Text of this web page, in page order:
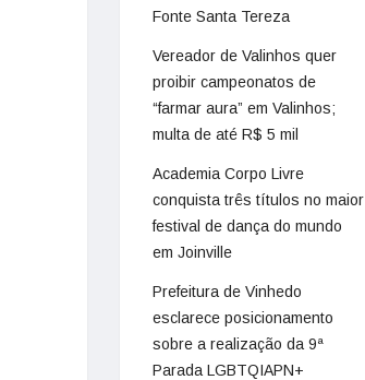
Fonte Santa Tereza
Vereador de Valinhos quer
proibir campeonatos de
“farmar aura” em Valinhos;
multa de até R$ 5 mil
Academia Corpo Livre
conquista três títulos no maior
festival de dança do mundo
em Joinville
Prefeitura de Vinhedo
esclarece posicionamento
sobre a realização da 9ª
Parada LGBTQIAPN+